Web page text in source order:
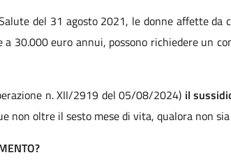
del 31 agosto 2021, le donne affette
30.000 euro annui, possono richiedere un
n. XII/2919 del 05/08/2024) il
non oltre il sesto mese di vita, qualora non